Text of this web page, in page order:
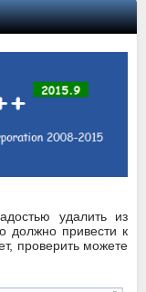
удалить из
должно привести к
проверить можете